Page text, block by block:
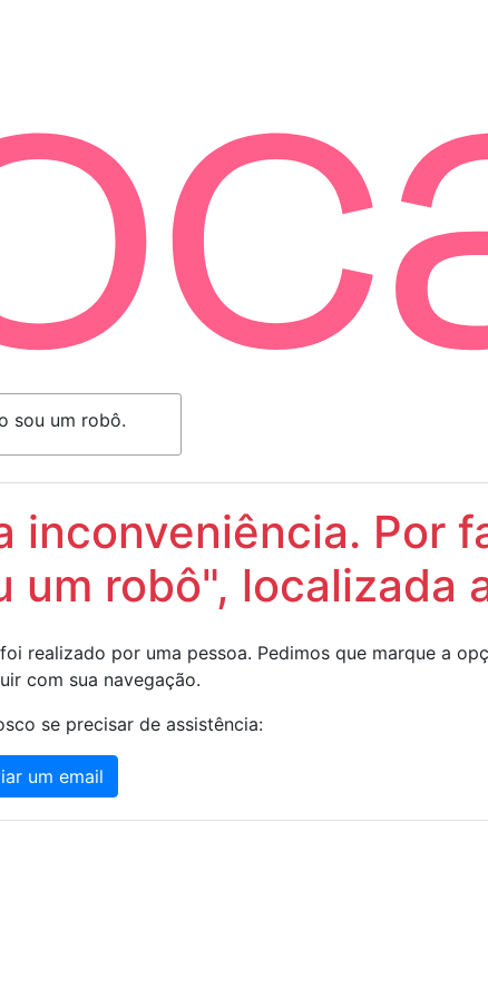
sou um robô.
inconveniência. Por
um robô", localizada
realizado por uma pessoa. Pedimos que marque a
com sua navegação.
se precisar de assistência:
um email